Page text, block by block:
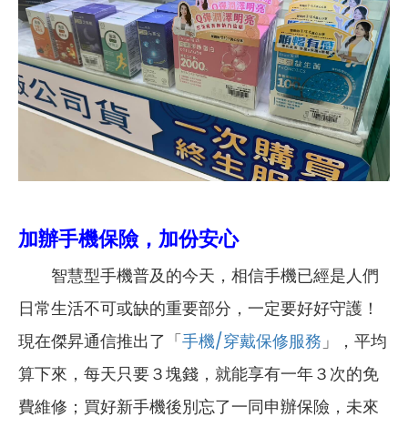
加辦手機保險，加份安心
智慧型手機普及的今天，相信手機已經是人們
日常生活不可或缺的重要部分，一定要好好守護！
現在傑昇通信推出了「手機/穿戴保修服務 」，平均
算下來，每天只要３塊錢，就能享有一年３次的免
費維修；買好新手機後別忘了一同申辦保險，未來